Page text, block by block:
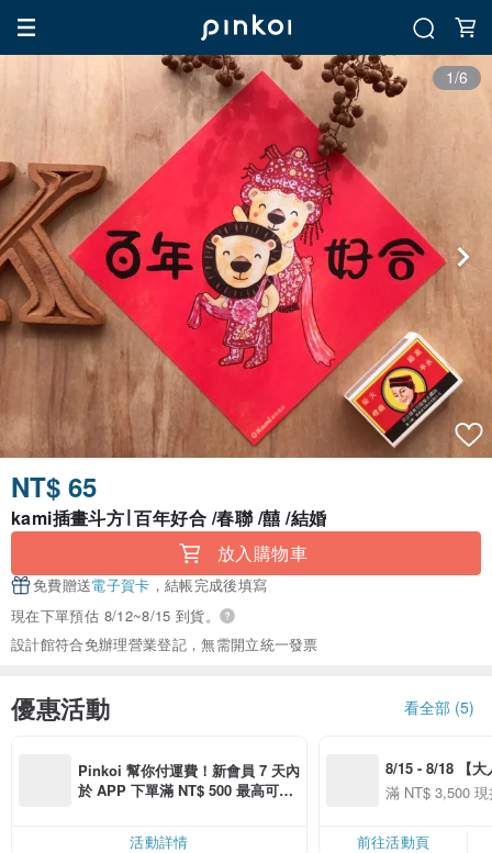
1/6
NT$ 65
kami插畫斗方∣ 百年好合 /春聯 /囍 /結婚
放入購物車
免費贈送電子賀卡 ，結帳完成後填寫
現在下單預估 8/12~8/15 到貨。
設計館符合免辦理營業登記，無需開立統一發票
優惠活動 看全部 (5)
Pinkoi 幫你付運費！新會員 7 天內
於 APP 下單滿 NT$ 500 最高可折
活動詳情
8/15 - 8/18 【大
季】滿
滿 NT$ 3,500
前往活動頁